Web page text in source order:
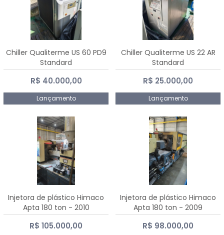
Chiller Qualiterme US 60 PD9
Standard
R$ 40.000,00
Lançamento
Chiller Qualiterme US 22 AR
Standard
R$ 25.000,00
Lançamento
Injetora de plástico Himaco
Apta 180 ton - 2010
R$ 105.000,00
Injetora de plástico Himaco
Apta 180 ton - 2009
R$ 98.000,00